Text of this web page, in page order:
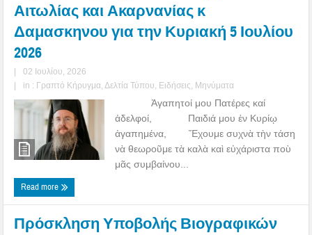
Αιτωλίας και Ακαρνανίας κ
Δαμασκηνου για την Κυριακή 5 Ιουλίου
2026
|
02 Ιουλίου, 2026
|
in : Γραπτό Κήρυγμα Δελτία Τύπου Ειδήσεις Μηνύματα
Ἀγαπητοί μου Πατέρες καί
ἀδελφοί, Παιδιά μου ἐν Κυρίῳ
ἀγαπημένα, Ἔχουμε συχνὰ τὴν τάση
νὰ θεωροῦμε τὰ καλὰ καὶ εὐχάριστα ποὺ
μᾶς συμβαίνου...
Read more
Πρόσκληση Υποβολής Βιογραφικών